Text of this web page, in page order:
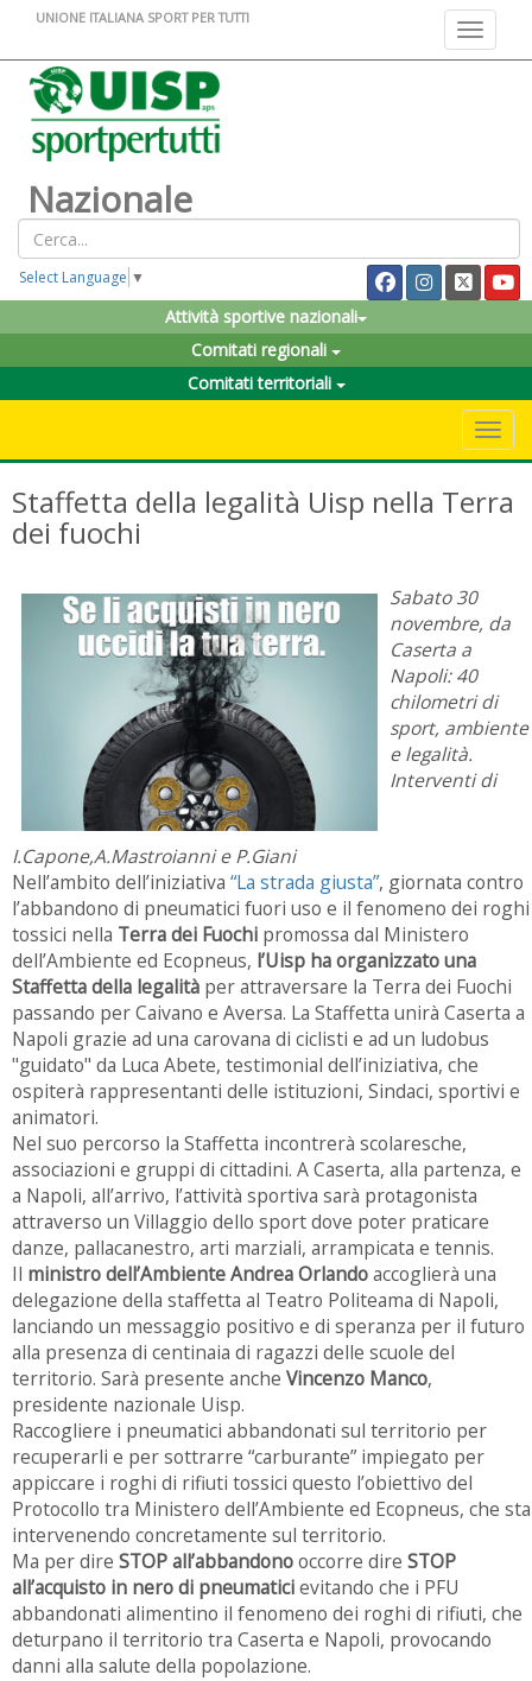
Toggle
UNIONE ITALIANA SPORT PER TUTTI
Nazionale
Select Language ▼
Attività sportive nazionali
Comitati regionali
Comitati territoriali
Staffetta della legalità Uisp nella Terra
dei fuochi
Sabato 30
novembre, da
Caserta a
Napoli: 40
chilometri di
sport, ambiente
e legalità.
Interventi di
I.Capone,A.Mastroianni e P.Giani
Nell’ambito dell’iniziativa “La strada giusta”, giornata contro
l’abbandono di pneumatici fuori uso e il fenomeno dei roghi
tossici nella Terra dei Fuochi promossa dal Ministero
dell’Ambiente ed Ecopneus, l’Uisp ha organizzato una
Staffetta della legalità per attraversare la Terra dei Fuochi
passando per Caivano e Aversa. La Staffetta unirà Caserta a
Napoli grazie ad una carovana di ciclisti e ad un ludobus
"guidato" da Luca Abete, testimonial dell’iniziativa, che
ospiterà rappresentanti delle istituzioni, Sindaci, sportivi e
animatori.
Nel suo percorso la Staffetta incontrerà scolaresche,
associazioni e gruppi di cittadini. A Caserta, alla partenza, e
a Napoli, all’arrivo, l’attività sportiva sarà protagonista
attraverso un Villaggio dello sport dove poter praticare
danze, pallacanestro, arti marziali, arrampicata e tennis.
Il ministro dell’Ambiente Andrea Orlandoaccoglierà una
delegazione della staffetta al Teatro Politeama di Napoli,
lanciando un messaggio positivo e di speranza per il futuro
alla presenza di centinaia di ragazzi delle scuole del
territorio. Sarà presente anche Vincenzo Manco,
presidente nazionale Uisp.
Raccogliere i pneumatici abbandonati sul territorio per
recuperarli e per sottrarre “carburante” impiegato per
appiccare i roghi di rifiuti tossici questo l’obiettivo del
Protocollo tra Ministero dell’Ambiente ed Ecopneus, che sta
intervenendo concretamente sul territorio.
Ma per dire STOP all’abbandonooccorre dire STOP
all’acquisto in nero di pneumaticievitando che i PFU
abbandonati alimentino il fenomeno dei roghi di rifiuti, che
deturpano il territorio tra Caserta e Napoli, provocando
danni alla salute della popolazione.